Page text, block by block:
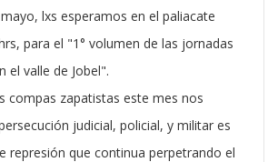
lxs esperamos en el paliacate
para el "1° volumen de las jornadas
el valle de Jobel".
compas zapatistas este mes nos
judicial, policial, y militar es
represión que continua perpetrando el